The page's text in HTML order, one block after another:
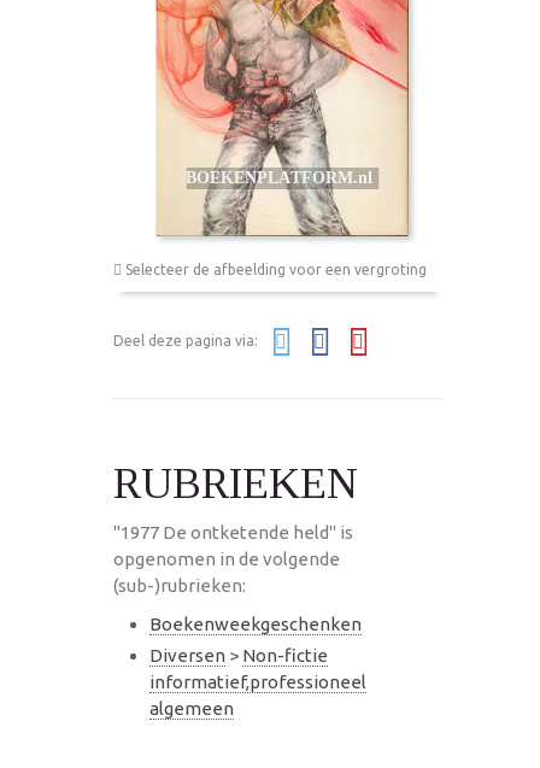
Selecteer de afbeelding voor een vergroting
Deel deze pagina via:
RUBRIEKEN
"1977 De ontketende held" is
opgenomen in de volgende
(sub-)rubrieken:
Boekenweekgeschenken
Diversen > Non-fictie
informatief,professioneel
algemeen